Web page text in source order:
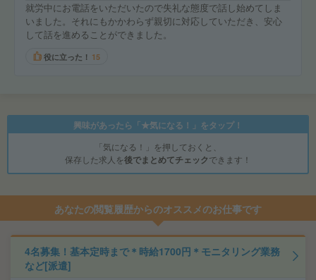
就労中にお電話をいただいたので失礼な態度で話し始めてしま
いました。それにもかかわらず親切に対応していただき、安心
して話を進めることができました。
役に立った！ 15
興味があったら「★気になる！」をタップ！
「気になる！」を押しておくと、
保存した求人を後でまとめてチェックできます！
あなたの閲覧履歴からのオススメのお仕事です
4名募集！基本定時まで＊時給1700円＊モニタリング業務
など[派遣]